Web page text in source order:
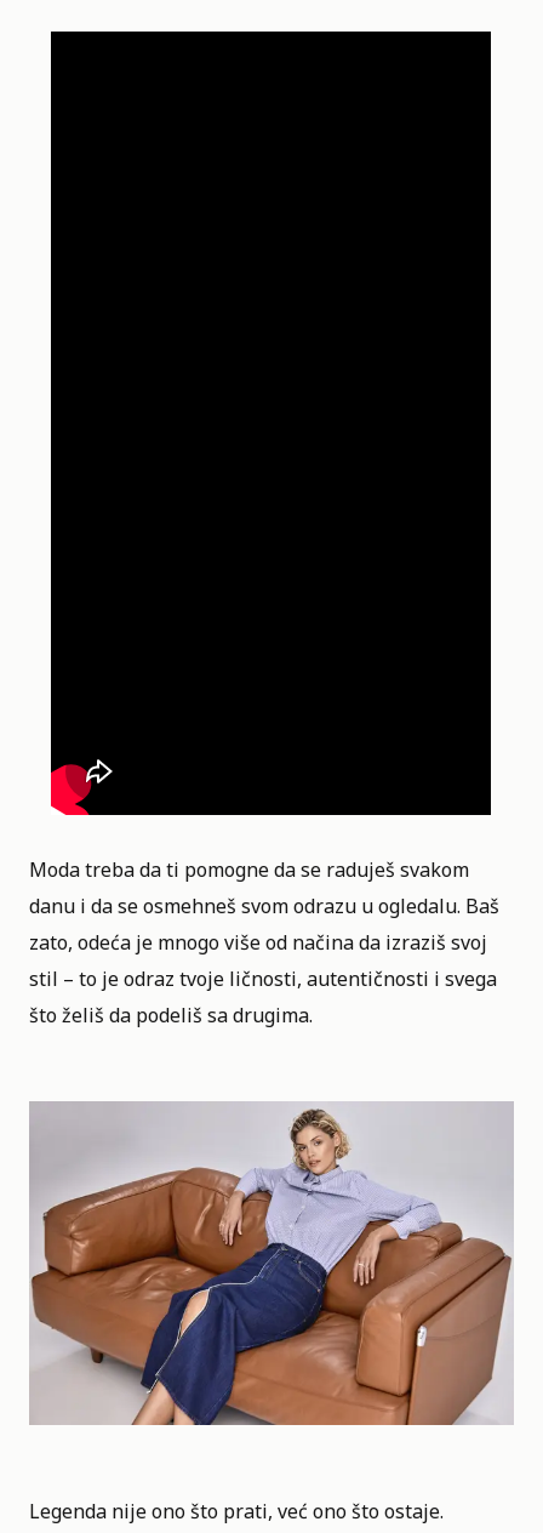
Moda treba da ti pomogne da se raduješ svakom
danu i da se osmehneš svom odrazu u ogledalu. Baš
zato, odeća je mnogo više od načina da izraziš svoj
stil – to je odraz tvoje ličnosti, autentičnosti i svega
što želiš da podeliš sa drugima.
Legenda nije ono što prati, već ono što ostaje.